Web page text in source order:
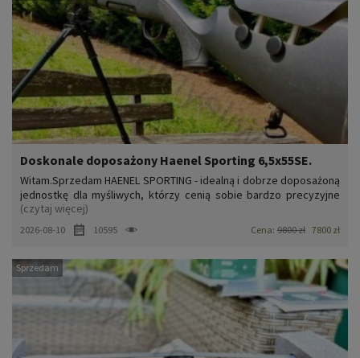
Doskonale doposażony Haenel Sporting 6,5x55SE.
Witam.Sprzedam HAENEL SPORTING - idealną i dobrze doposażoną
jednostkę dla myśliwych, którzy cenią sobie bardzo precyzyjne
strzały, oraz strzały na dłuższe odległości. Jednostkę posiadam
kilka lat, używałem jej gł. na strzelnicy, na dystansach 200-
300m.Stan idealny, prawie sklepowy, bez żadnych rys...
(czytaj więcej)
2026-08-10 10595 Cena: 9800 zł 7800 zł
Sprzedam